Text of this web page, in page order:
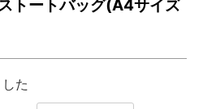
トートバッグ(A4サイズ
た